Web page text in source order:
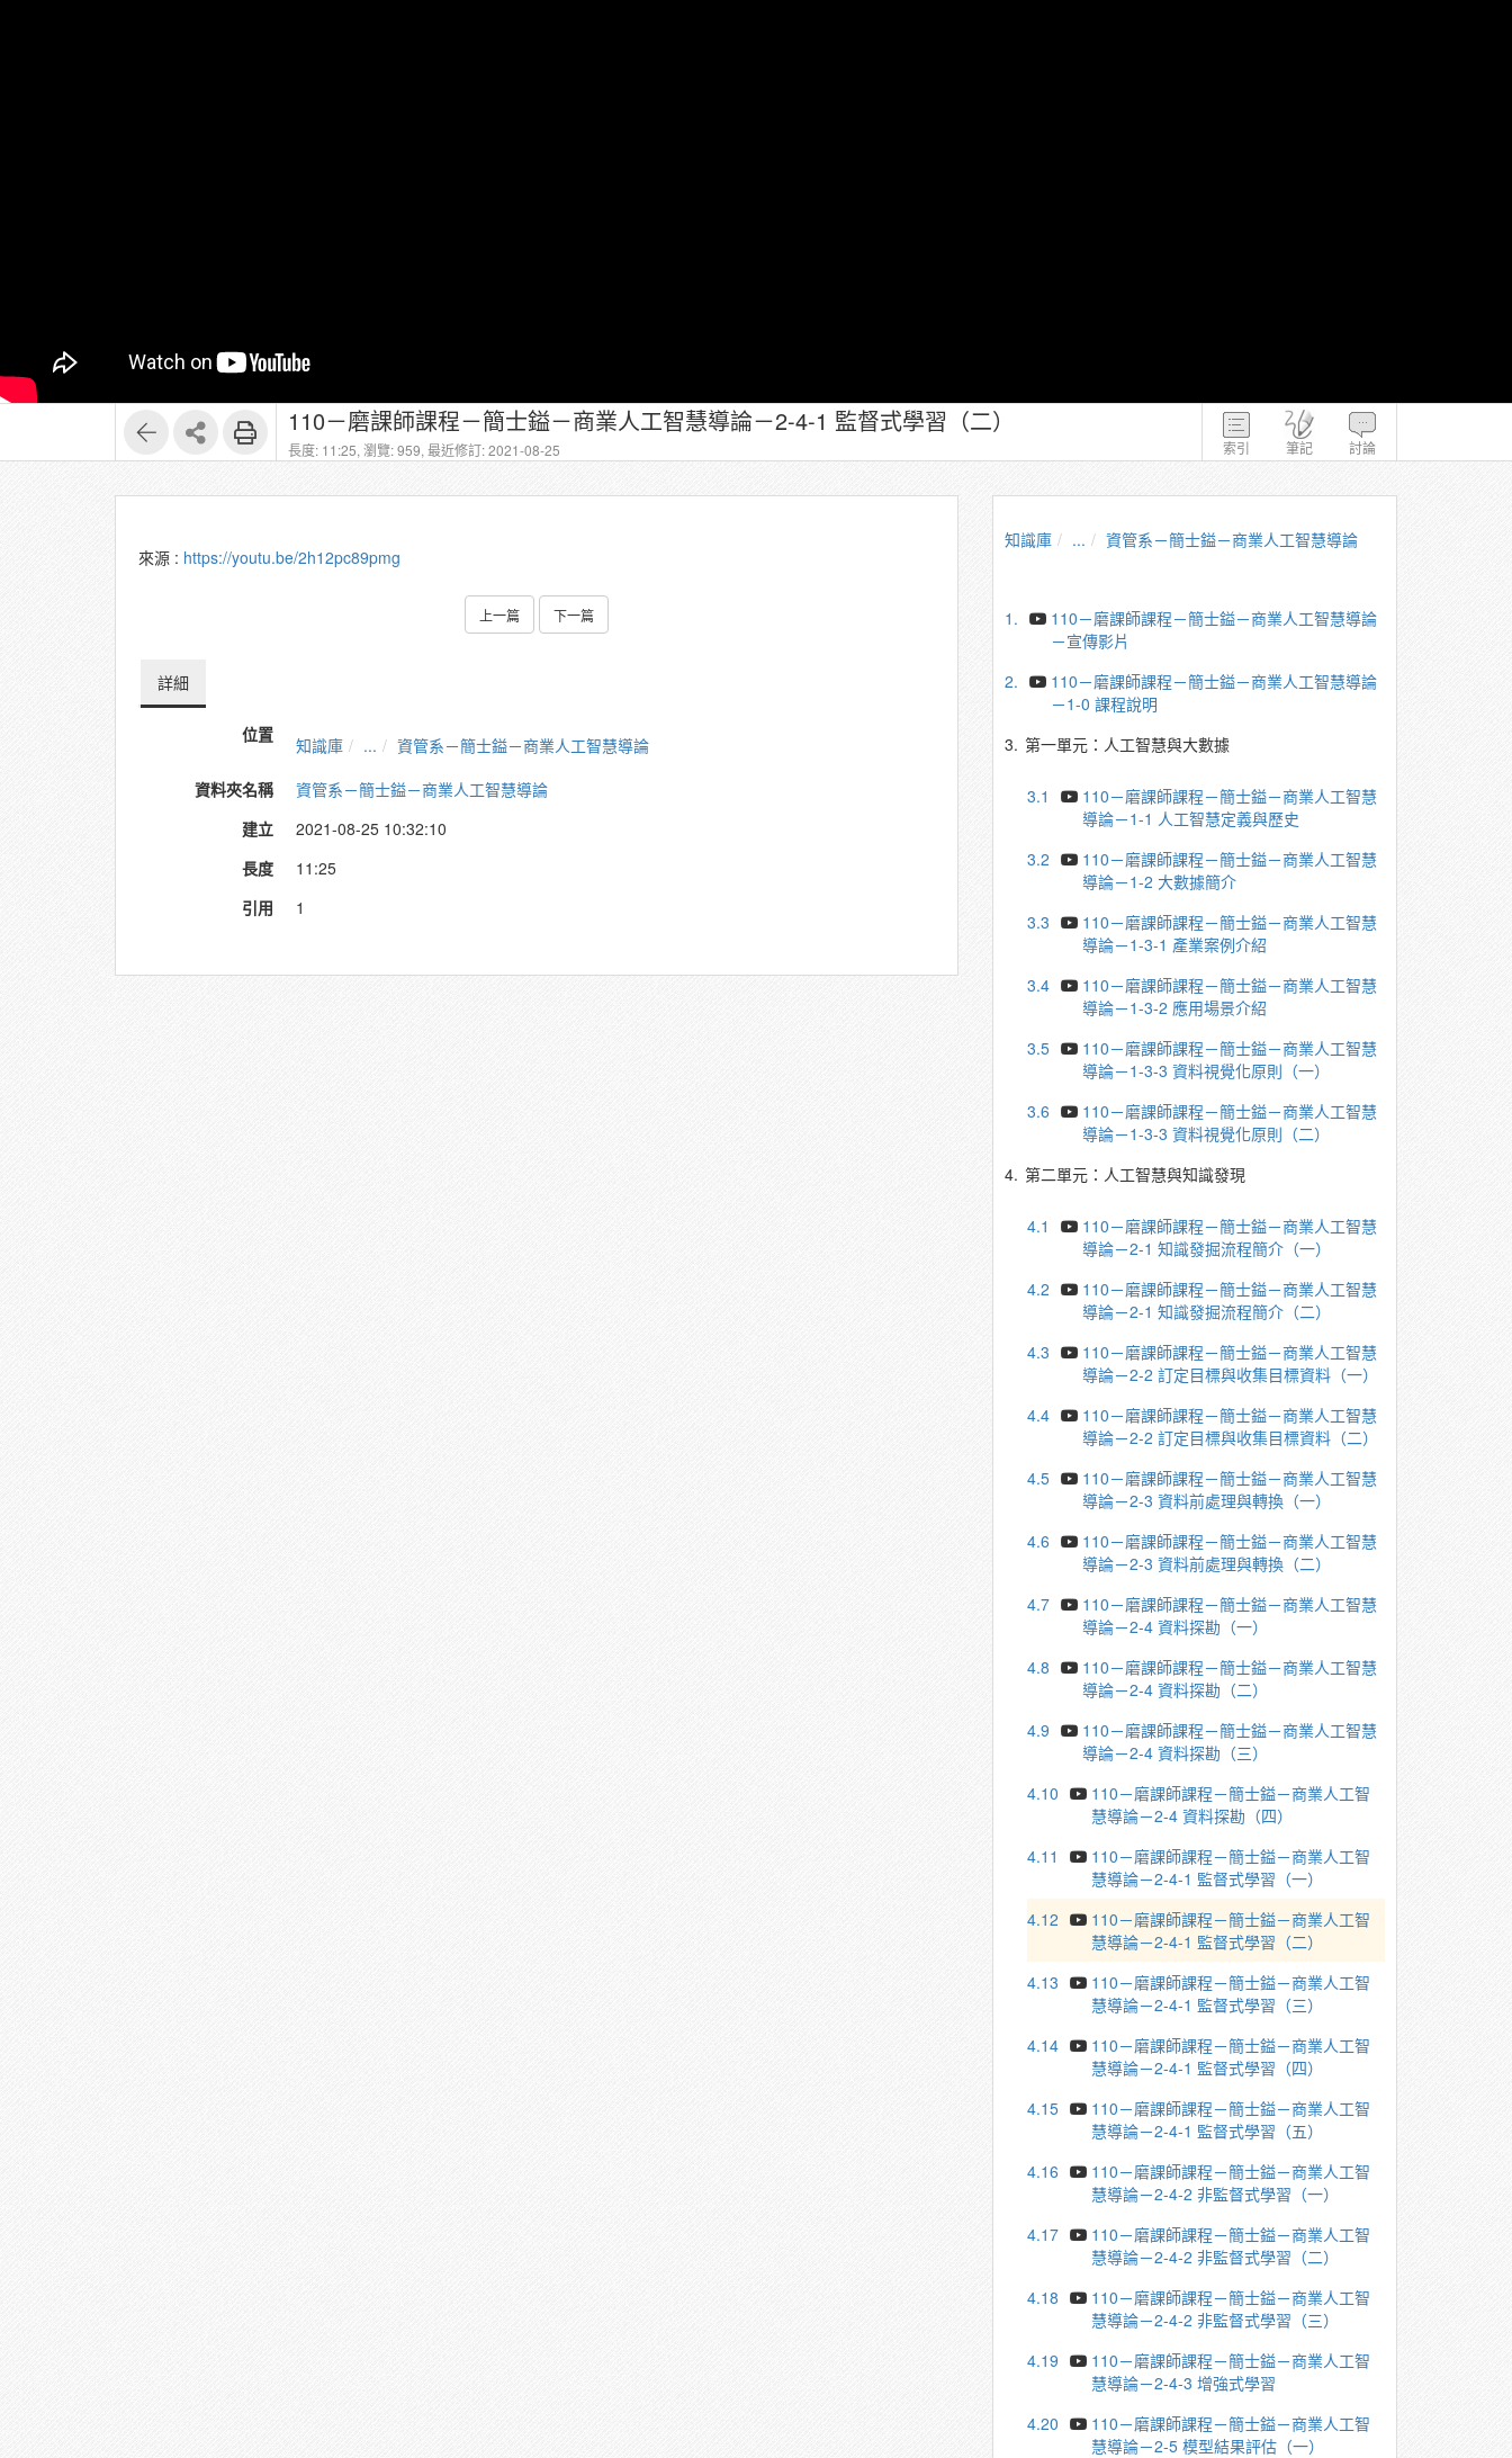
索引 筆記 討論
110－磨課師課程－簡士鎰－商業人工智慧導論－2-4-1 監督式學習（二）
長度: 11:25, 瀏覽: 959, 最近修訂: 2021-08-25
來源 : https://youtu.be/2h12pc89pmg
上一篇 下一篇
詳細
位置 知識庫 ...
資管系－簡士鎰－商業人工智慧導論
資料夾名稱
資管系－簡士鎰－商業人工智慧導論
建立
2021-08-25 10:32:10
長度
11:25
引用
1
知識庫 ... 資管系－簡士鎰－商業人工智慧導論
1.
110－磨課師課程－簡士鎰－商業人工智慧導論
－宣傳影片
2.
110－磨課師課程－簡士鎰－商業人工智慧導論
－1-0 課程說明
3. 第一單元：人工智慧與大數據
3.1
110－磨課師課程－簡士鎰－商業人工智慧
導論－1-1 人工智慧定義與歷史
3.2
110－磨課師課程－簡士鎰－商業人工智慧
導論－1-2 大數據簡介
3.3
110－磨課師課程－簡士鎰－商業人工智慧
導論－1-3-1 產業案例介紹
3.4
110－磨課師課程－簡士鎰－商業人工智慧
導論－1-3-2 應用場景介紹
3.5
110－磨課師課程－簡士鎰－商業人工智慧
導論－1-3-3 資料視覺化原則（一）
3.6
110－磨課師課程－簡士鎰－商業人工智慧
導論－1-3-3 資料視覺化原則（二）
4. 第二單元：人工智慧與知識發現
4.1
110－磨課師課程－簡士鎰－商業人工智慧
導論－2-1 知識發掘流程簡介（一）
4.2
110－磨課師課程－簡士鎰－商業人工智慧
導論－2-1 知識發掘流程簡介（二）
4.3
110－磨課師課程－簡士鎰－商業人工智慧
導論－2-2 訂定目標與收集目標資料（一）
4.4
110－磨課師課程－簡士鎰－商業人工智慧
導論－2-2 訂定目標與收集目標資料（二）
4.5
110－磨課師課程－簡士鎰－商業人工智慧
導論－2-3 資料前處理與轉換（一）
4.6
110－磨課師課程－簡士鎰－商業人工智慧
導論－2-3 資料前處理與轉換（二）
4.7
110－磨課師課程－簡士鎰－商業人工智慧
導論－2-4 資料探勘（一）
4.8
110－磨課師課程－簡士鎰－商業人工智慧
導論－2-4 資料探勘（二）
4.9
110－磨課師課程－簡士鎰－商業人工智慧
導論－2-4 資料探勘（三）
4.10
110－磨課師課程－簡士鎰－商業人工智
慧導論－2-4 資料探勘（四）
4.11
110－磨課師課程－簡士鎰－商業人工智
慧導論－2-4-1 監督式學習（一）
4.12
110－磨課師課程－簡士鎰－商業人工智
慧導論－2-4-1 監督式學習（二）
4.13
110－磨課師課程－簡士鎰－商業人工智
慧導論－2-4-1 監督式學習（三）
4.14
110－磨課師課程－簡士鎰－商業人工智
慧導論－2-4-1 監督式學習（四）
4.15
110－磨課師課程－簡士鎰－商業人工智
慧導論－2-4-1 監督式學習（五）
4.16
110－磨課師課程－簡士鎰－商業人工智
慧導論－2-4-2 非監督式學習（一）
4.17
110－磨課師課程－簡士鎰－商業人工智
慧導論－2-4-2 非監督式學習（二）
4.18
110－磨課師課程－簡士鎰－商業人工智
慧導論－2-4-2 非監督式學習（三）
4.19
110－磨課師課程－簡士鎰－商業人工智
慧導論－2-4-3 增強式學習
4.20
110－磨課師課程－簡士鎰－商業人工智
慧導論－2-5 模型結果評估（一）